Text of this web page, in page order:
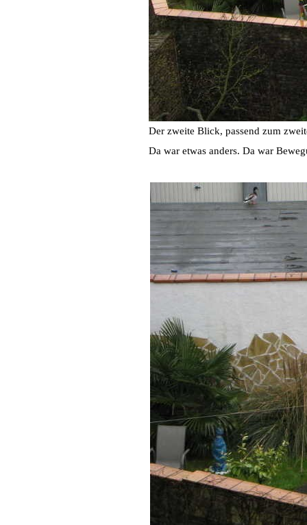
Der zweite Blick, passend zum
Da war etwas anders. Da war